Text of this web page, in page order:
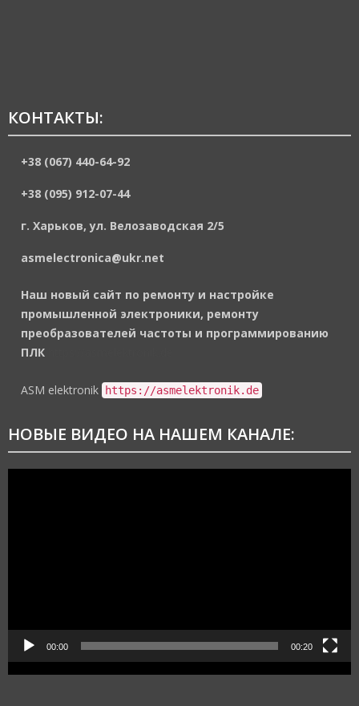
КОНТАКТЫ:
+38 (067) 440-64-92
+38 (095) 912-07-44
г. Харьков, ул. Велозаводская 2/5
asmelectronica@ukr.net
Наш новый сайт по ремонту и настройке
промышленной электроники, ремонту
преобразователей частоты и программированию
ПЛК
ASM elektronik https://asmelektronik.de
НОВЫЕ ВИДЕО НА НАШЕМ КАНАЛЕ:
00:00 00:20